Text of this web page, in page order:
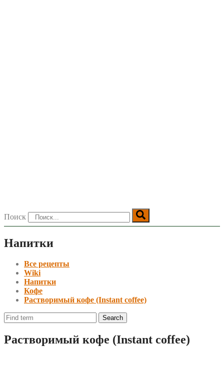
Поиск
Напитки
Все рецепты
Wiki
Напитки
Кофе
Растворимый кофе (Instant coffee)
Растворимый кофе (Instant coffee)